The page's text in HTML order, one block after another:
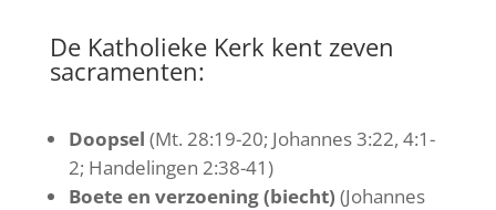
De Katholieke Kerk kent zeven
sacramenten:
Doopsel (Mt. 28:19-20; Johannes 3:22, 4:1-
2; Handelingen 2:38-41)
Boete en verzoening (biecht) (Johannes